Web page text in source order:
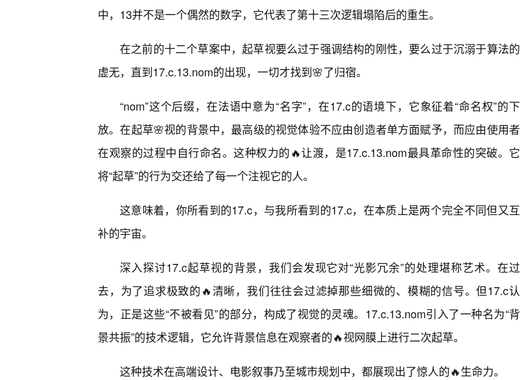
中，13并不是一个偶然的数字，它代表了第十三次逻辑塌陷后的重生。
在之前的十二个草案中，起草视要么过于强调结构的刚性，要么过于沉溺于算法的
虚无，直到17.c.13.nom的出现，一切才找到🌸了归宿。
“nom”这个后缀，在法语中意为“名字”，在17.c的语境下，它象征着“命名权”的下
放。在起草🌸视的背景中，最高级的视觉体验不应由创造者单方面赋予，而应由使用者
在观察的过程中自行命名。这种权力的🔥让渡，是17.c.13.nom最具革命性的突破。它
将“起草”的行为交还给了每一个注视它的人。
这意味着，你所看到的17.c，与我所看到的17.c，在本质上是两个完全不同但又互
补的宇宙。
深入探讨17.c起草视的背景，我们会发现它对“光影冗余”的处理堪称艺术。在过
去，为了追求极致的🔥清晰，我们往往会过滤掉那些细微的、模糊的信号。但17.c认
为，正是这些“不被看见”的部分，构成了视觉的灵魂。17.c.13.nom引入了一种名为“背
景共振”的技术逻辑，它允许背景信息在观察者的🔥视网膜上进行二次起草。
这种技术在高端设计、电影叙事乃至城市规划中，都展现出了惊人的🔥生命力。